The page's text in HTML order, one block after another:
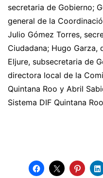
secretaria de Gobierno;
general de la
Julio Gómez Torres,
Ciudadana; Hugo Garza,
Eljure, subsecretaria de
directora local de la
Quintana Roo y Abril
Sistema DIF Quintana